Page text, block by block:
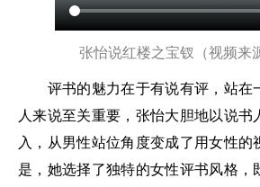
张怡说红楼之宝钗（视频来
评书的魅力在于有说有评，站在
人来说至关重要，张怡大胆地以说书
入，从男性站位角度变成了用女性的
是，她选择了独特的女性评书风格，